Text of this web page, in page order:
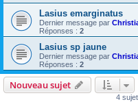
Lasius emarginatus
Dernier message par
Réponses : 2
Lasius sp jaune
Dernier message par
Réponses : 2
Nouveau sujet
4